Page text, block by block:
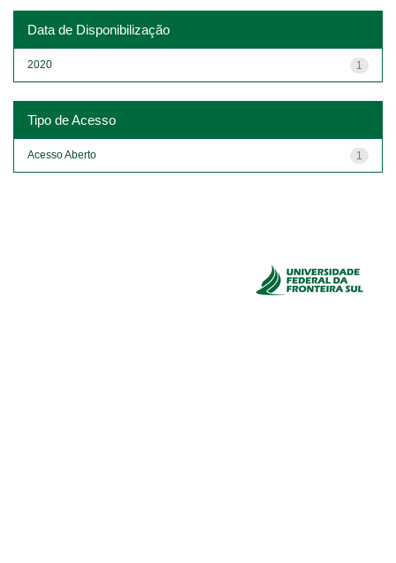
Data de Disponibilização
1
2020
Tipo de Acesso
1
Acesso Aberto